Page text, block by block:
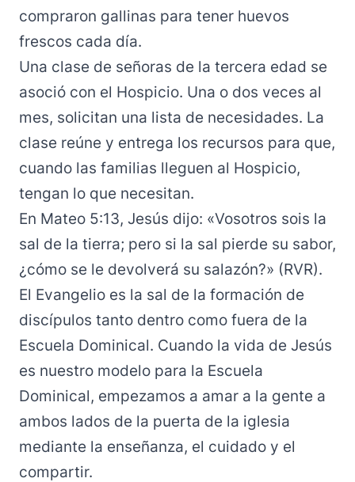
compraron gallinas para tener huevos
frescos cada día.
Una clase de señoras de la tercera edad se
asoció con el Hospicio. Una o dos veces al
mes, solicitan una lista de necesidades. La
clase reúne y entrega los recursos para que,
cuando las familias lleguen al Hospicio,
tengan lo que necesitan.
En Mateo 5:13, Jesús dijo: «Vosotros sois la
sal de la tierra; pero si la sal pierde su sabor,
¿cómo se le devolverá su salazón?» (RVR).
El Evangelio es la sal de la formación de
discípulos tanto dentro como fuera de la
Escuela Dominical. Cuando la vida de Jesús
es nuestro modelo para la Escuela
Dominical, empezamos a amar a la gente a
ambos lados de la puerta de la iglesia
mediante la enseñanza, el cuidado y el
compartir.